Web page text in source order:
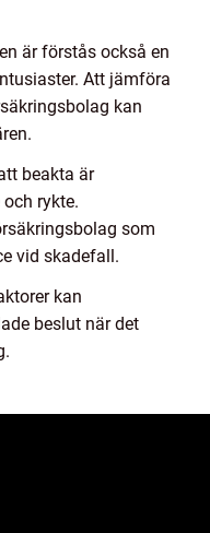
är förstås också en
Att jämföra
kan
beakta är
rykte.
som
vid skadefall.
kan
beslut när det